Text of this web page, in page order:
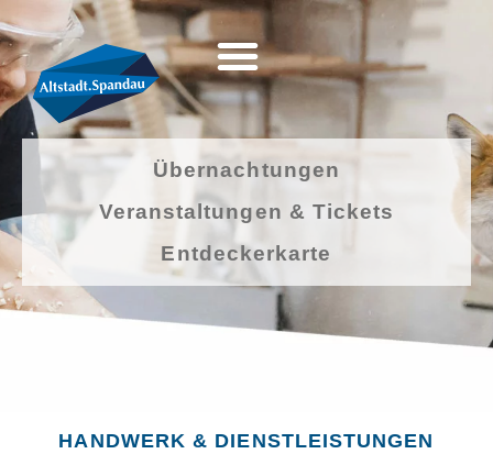
Übernachtungen
Veranstaltungen & Tickets
Entdeckerkarte
HANDWERK & DIENSTLEISTUNGEN